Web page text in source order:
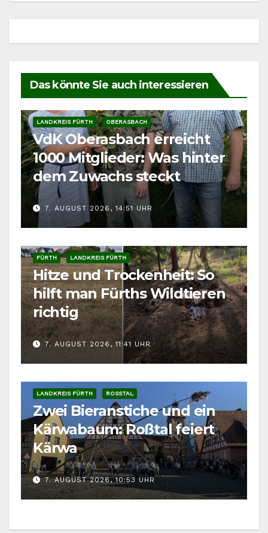
Das könnte Sie auch interessieren
LANDKREIS FÜRTH OBERASBACH
VdK Oberasbach erreicht
1000 Mitglieder: Was hinter
dem Zuwachs steckt
7. AUGUST 2026, 14:51 UHR
FÜRTH LANDKREIS FÜRTH
Hitze und Trockenheit: So
hilft man Fürths Wildtieren
richtig
7. AUGUST 2026, 11:41 UHR
LANDKREIS FÜRTH ROSSTAL
Zwei Bieranstiche und ein
Kärwabaum: Roßtal feiert
Kärwa
7. AUGUST 2026, 10:53 UHR